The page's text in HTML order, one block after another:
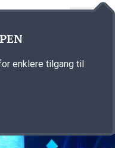
enklere tilgang til